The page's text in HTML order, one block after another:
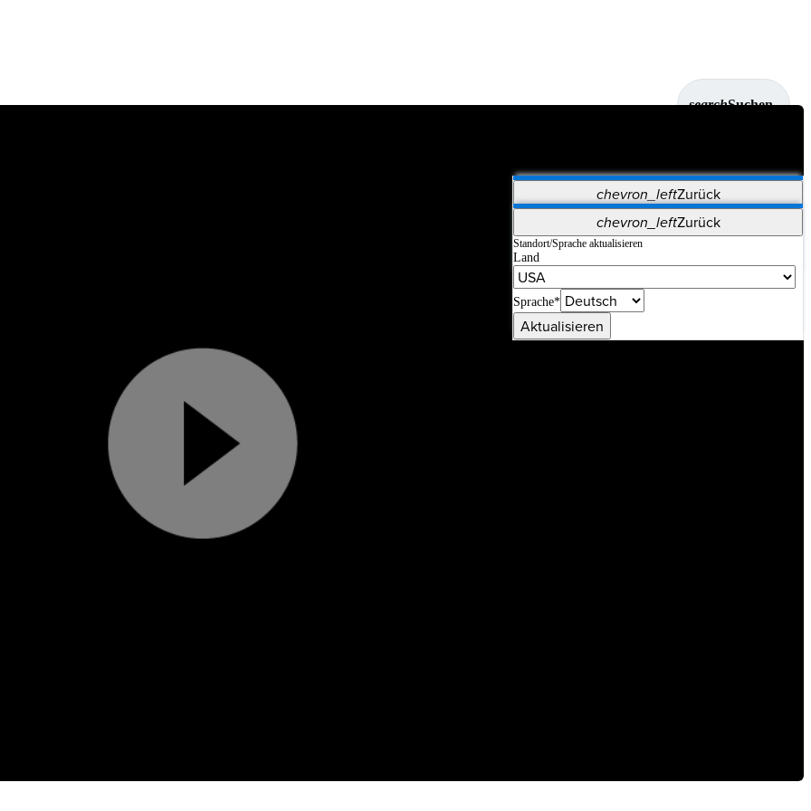
searchSuchen
chevron_leftZurück
Vet Systems OrthoPedia Patient
Supplier Portal
Synergy-Bildgebung und -Resektion
chevron_leftZurück
Standort/Sprache aktualisieren
Land
Sprache*
Aktualisieren
Play